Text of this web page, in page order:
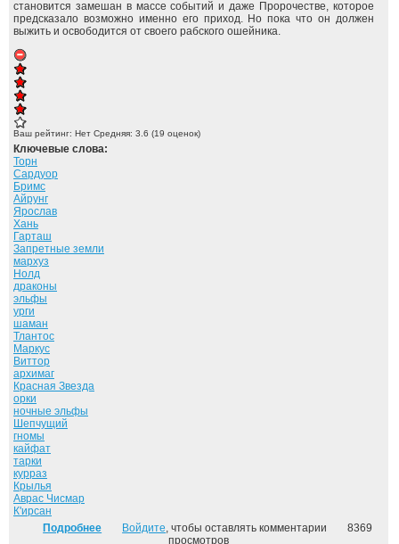
становится замешан в массе событий и даже Пророчестве, которое
предсказало возможно именно его приход. Но пока что он должен
выжить и освободится от своего рабского ошейника.
Ваш рейтинг: Нет Средняя: 3.6 (19 оценок)
Ключевые слова:
Торн
Сардуор
Бримс
Айрунг
Ярослав
Хань
Гарташ
Запретные земли
мархуз
Нолд
драконы
эльфы
урги
шаман
Тлантос
Маркус
Виттор
архимаг
Красная Звезда
орки
ночные эльфы
Шепчущий
гномы
кайфат
тарки
курраз
Крылья
Аврас Чисмар
К'ирсан
Подробнее о Безымянный раб. ("Дорога домой" - 1)
Войдите, чтобы оставлять комментарии
8369
просмотров